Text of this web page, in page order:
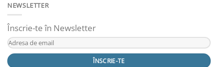
NEWSLETTER
Înscrie-te în Newsletter